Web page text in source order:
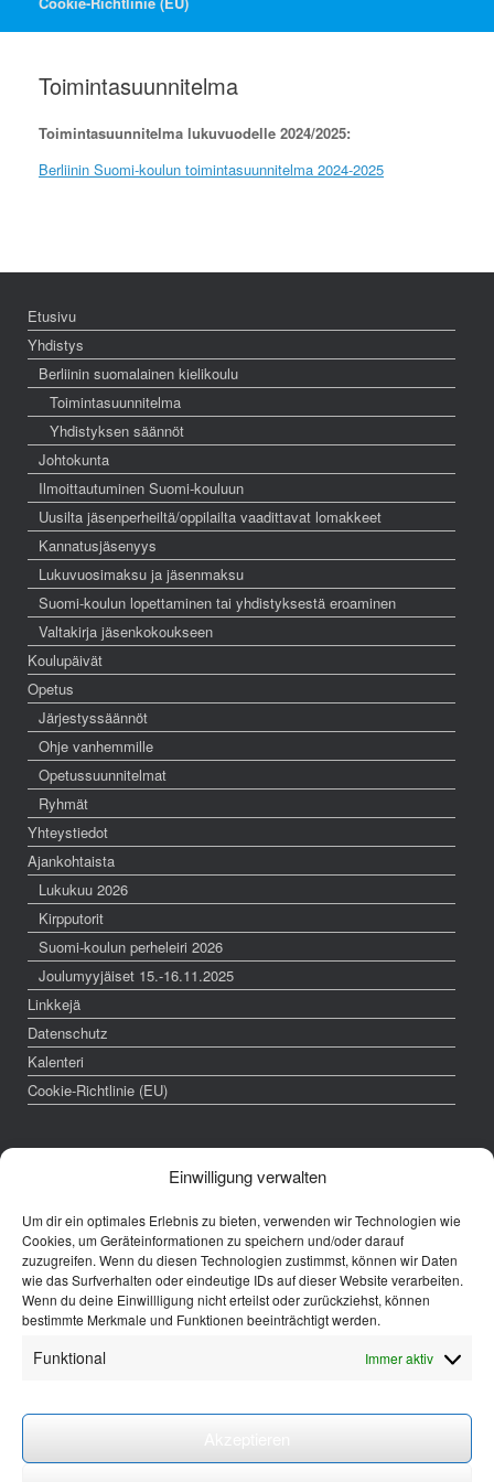
Einwilligung verwalten
Um dir ein optimales Erlebnis zu bieten, verwenden wir Technologien wie
Cookies, um Geräteinformationen zu speichern und/oder darauf
zuzugreifen. Wenn du diesen Technologien zustimmst, können wir Daten
wie das Surfverhalten oder eindeutige IDs auf dieser Website verarbeiten.
Wenn du deine Einwillligung nicht erteilst oder zurückziehst, können
bestimmte Merkmale und Funktionen beeinträchtigt werden.
Funktional Immer aktiv
Toimintasuunnitelma
Toimintasuunnitelma lukuvuodelle 2024/2025:
Berliinin Suomi-koulun toimintasuunnitelma 2024-2025
Etusivu
Yhdistys
Berliinin suomalainen kielikoulu
Toimintasuunnitelma
Yhdistyksen säännöt
Johtokunta
Ilmoittautuminen Suomi-kouluun
Uusilta jäsenperheiltä/oppilailta vaadittavat lomakkeet
Kannatusjäsenyys
Lukuvuosimaksu ja jäsenmaksu
Suomi-koulun lopettaminen tai yhdistyksestä eroaminen
Valtakirja jäsenkokoukseen
Koulupäivät
Opetus
Järjestyssäännöt
Ohje vanhemmille
Opetussuunnitelmat
Ryhmät
Yhteystiedot
Ajankohtaista
Lukukuu 2026
Kirpputorit
Suomi-koulun perheleiri 2026
Joulumyyjäiset 15.-16.11.2025
Linkkejä
Datenschutz
Kalenteri
Cookie-Richtlinie (EU)
Verantwortlich für diese Website:
Finnische Sprachschule in Berlin e.V.
Schleiermacherstrasse 24a
10961 Berlin-Kreuzberg
Eingetragen im Vereinsregister
Finnische Sprachschule in Berlin